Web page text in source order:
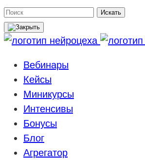
Поиск Искать
Вебинары
Кейсы
Миникурсы
Интенсивы
Бонусы
Блог
Агрегатор